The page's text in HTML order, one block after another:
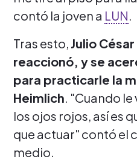
contó la joven a LUN.
Tras esto, Julio
reaccionó, y se
para practicarle la
Heimlich. "Cuando le
los ojos rojos, así es
que actuar" contó el
medio.